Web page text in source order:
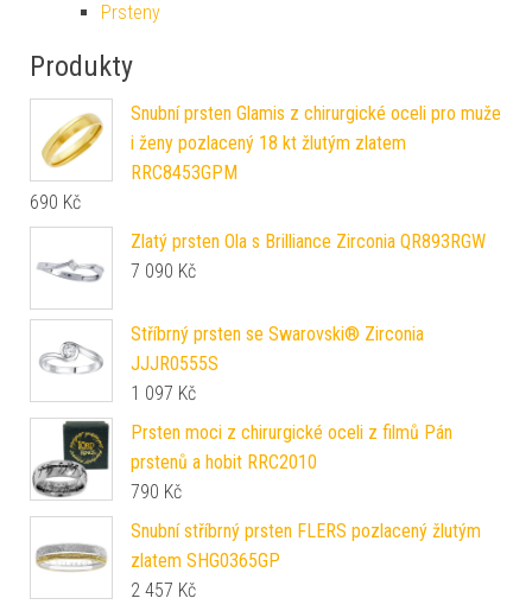
Prsteny
Produkty
Snubní prsten Glamis z chirurgické oceli pro muže
i ženy pozlacený 18 kt žlutým zlatem
RRC8453GPM
690 Kč
Zlatý prsten Ola s Brilliance Zirconia QR893RGW
7 090 Kč
Stříbrný prsten se Swarovski® Zirconia
JJJR0555S
1 097 Kč
Prsten moci z chirurgické oceli z filmů Pán
prstenů a hobit RRC2010
790 Kč
Snubní stříbrný prsten FLERS pozlacený žlutým
zlatem SHG0365GP
2 457 Kč